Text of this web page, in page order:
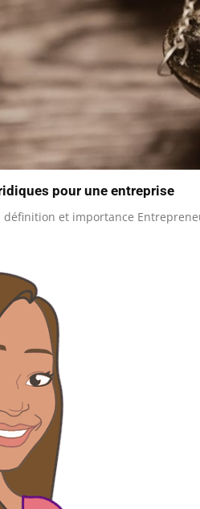
pour une entreprise
définition et importance